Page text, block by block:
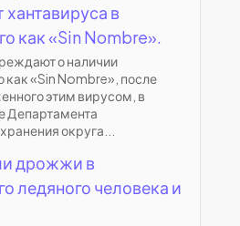
хантавируса в
как «Sin Nombre».
о наличии
как «Sin Nombre», после
этим вирусом, в
Департамента
округа...
дрожжи в
ледяного человека и